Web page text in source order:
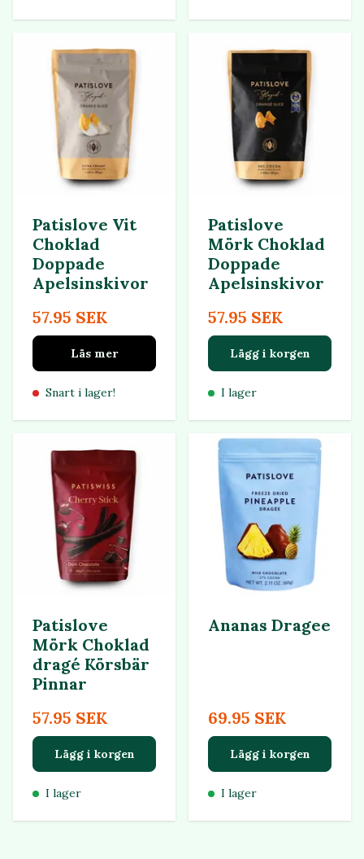
Patislove Vit
Choklad
Doppade
Apelsinskivor
57.95 SEK
Läs mer
Snart i lager!
Patislove
Mörk Choklad
Doppade
Apelsinskivor
57.95 SEK
Lägg i korgen
I lager
Patislove
Mörk Choklad
dragé Körsbär
Pinnar
57.95 SEK
Lägg i korgen
I lager
Ananas Dragee
69.95 SEK
Lägg i korgen
I lager